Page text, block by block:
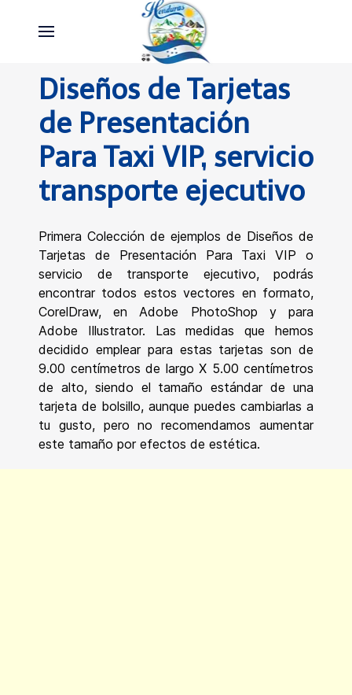
Diseños de Tarjetas
de Presentación
Para Taxi VIP, servicio
transporte ejecutivo
Primera Colección de ejemplos de Diseños de
Tarjetas de Presentación Para Taxi VIP o
servicio de transporte ejecutivo, podrás
encontrar todos estos vectores en formato,
CorelDraw, en Adobe PhotoShop y para
Adobe Illustrator. Las medidas que hemos
decidido emplear para estas tarjetas son de
9.00 centímetros de largo X 5.00 centímetros
de alto, siendo el tamaño estándar de una
tarjeta de bolsillo, aunque puedes cambiarlas a
tu gusto, pero no recomendamos aumentar
este tamaño por efectos de estética.